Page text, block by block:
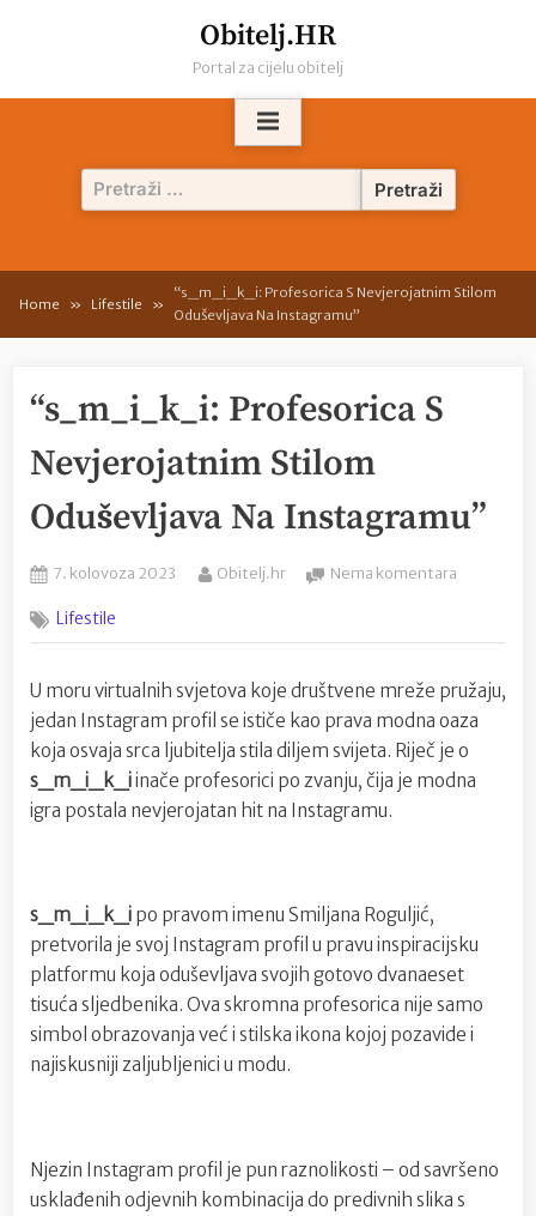
Obitelj.HR
Portal za cijelu obitelj
Pretraži:
Home Lifestile
“s_m_i_k_i: Profesorica S Nevjerojatnim Stilom
Oduševljava Na Instagramu”
“s_m_i_k_i: Profesorica S
Nevjerojatnim Stilom
Oduševljava Na Instagramu”
Posted
7. kolovoza 2023 By
Obitelj.hr Nema komentara
S
Stilom
Na
Lifestile
U moru virtualnih svjetova koje društvene mreže pružaju,
jedan Instagram profil se ističe kao prava modna oaza
koja osvaja srca ljubitelja stila diljem svijeta. Riječ je o
s_m_i_k_iinače profesorici po zvanju, čija je modna
igra postala nevjerojatan hit na Instagramu.
s_m_i_k_i po pravom imenu Smiljana Roguljić,
pretvorila je svoj Instagram profil u pravu inspiracijsku
platformu koja oduševljava svojih gotovo dvanaeset
tisuća sljedbenika. Ova skromna profesorica nije samo
simbol obrazovanja već i stilska ikona kojoj pozavide i
najiskusniji zaljubljenici u modu.
Njezin Instagram profil je pun raznolikosti – od savršeno
usklađenih odjevnih kombinacija do predivnih slika s